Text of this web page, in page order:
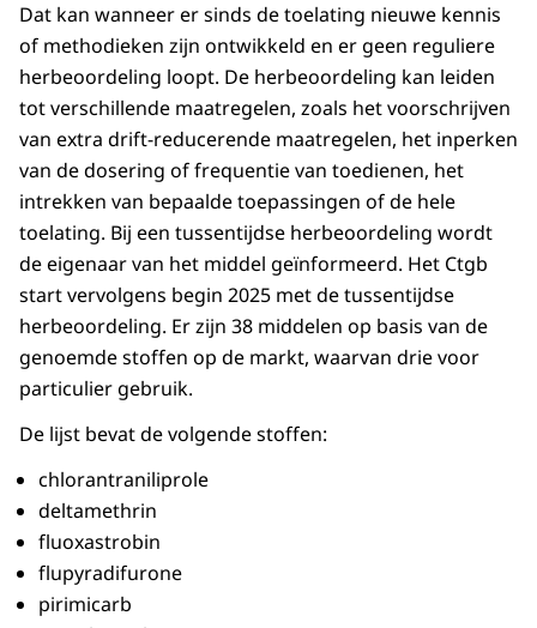
Dat kan wanneer er sinds de toelating nieuwe kennis
of methodieken zijn ontwikkeld en er geen reguliere
herbeoordeling loopt. De herbeoordeling kan leiden
tot verschillende maatregelen, zoals het voorschrijven
van extra drift-reducerende maatregelen, het inperken
van de dosering of frequentie van toedienen, het
intrekken van bepaalde toepassingen of de hele
toelating. Bij een tussentijdse herbeoordeling wordt
de eigenaar van het middel geïnformeerd. Het Ctgb
start vervolgens begin 2025 met de tussentijdse
herbeoordeling. Er zijn 38 middelen op basis van de
genoemde stoffen op de markt, waarvan drie voor
particulier gebruik.
De lijst bevat de volgende stoffen:
chlorantraniliprole
deltamethrin
fluoxastrobin
flupyradifurone
pirimicarb